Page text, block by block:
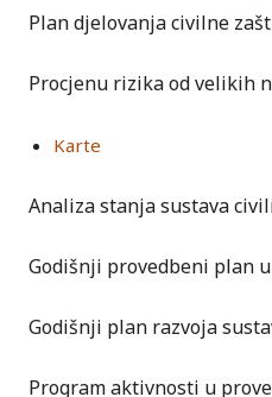
Plan djelovanja civilne
Procjenu rizika od velikih
Karte
Analiza stanja sustava
Godišnji provedbeni plan
Godišnji plan razvoja
Program aktivnosti u